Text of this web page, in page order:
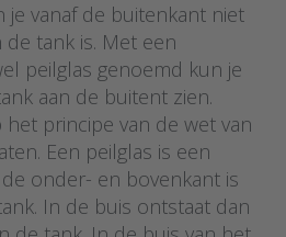
je vanaf de buitenkant niet
tank is. Met een
peilglas genoemd kun je
aan de buitent zien.
principe van de wet van
Een peilglas is een
onder- en bovenkant is
In de buis ontstaat dan